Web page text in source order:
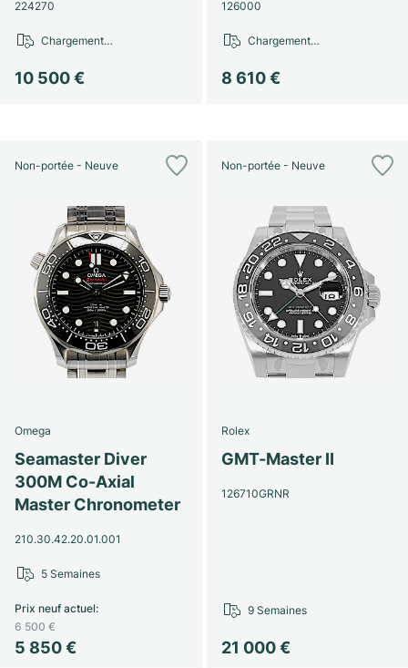
224270
10 500 €
Chargement…
126000
8 610 €
Chargement…
Non-portée - Neuve
Omega
Seamaster Diver
300M Co-Axial
Master Chronometer
210.30.42.20.01.001
5 850 €
Prix neuf actuel:
6 500 €
5 Semaines
Non-portée - Neuve
Rolex
GMT-Master II
126710GRNR
21 000 €
9 Semaines